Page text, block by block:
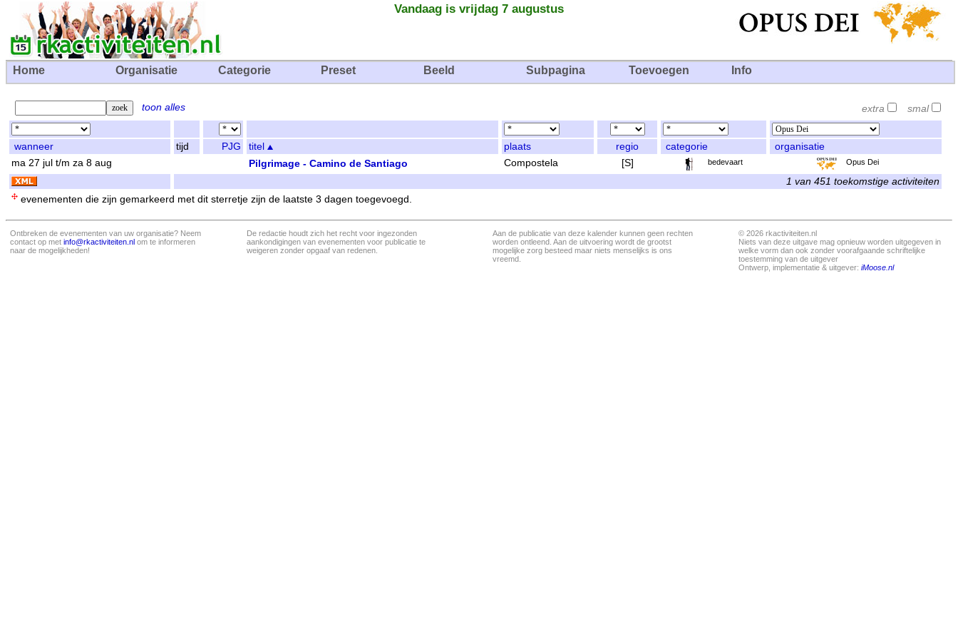
Vandaag is vrijdag 7 augustus
Home Organisatie Categorie Preset Beeld Subpagina Toevoegen Info
toon alles extra smal
wanneer tijd PJG titel plaats regio categorie
organisatie
ma 27 jul t/m za 8 aug
Pilgrimage - Camino de Santiago Compostela [S] bedevaart Opus Dei
1 van 451 toekomstige activiteiten
evenementen die zijn gemarkeerd met dit sterretje zijn de laatste 3 dagen toegevoegd.
Ontbreken de evenementen van uw organisatie? Neem
contact op met info@rkactiviteiten.nl om te informeren
naar de mogelijkheden!
De redactie houdt zich het recht voor ingezonden
aankondigingen van evenementen voor publicatie te
weigeren zonder opgaaf van redenen.
Aan de publicatie van deze kalender kunnen geen rechten
worden ontleend. Aan de uitvoering wordt de grootst
mogelijke zorg besteed maar niets menselijks is ons
vreemd.
© 2026 rkactiviteiten.nl
Niets van deze uitgave mag opnieuw worden uitgegeven in
welke vorm dan ook zonder voorafgaande schriftelijke
toestemming van de uitgever
Ontwerp, implementatie & uitgever: iMoose.nl